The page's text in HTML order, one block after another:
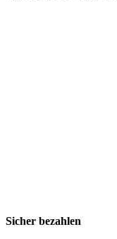
Sicher bezahlen